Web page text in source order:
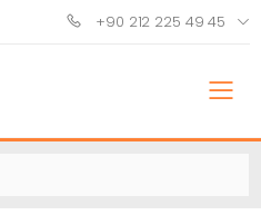
+90 212 225 49 45